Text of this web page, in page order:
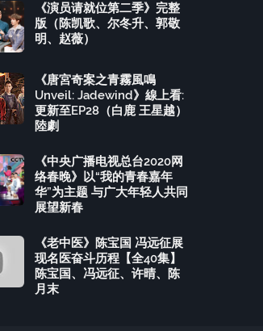
《演员请就位第二季》完整
版（陈凯歌、尔冬升、郭敬
明、赵薇）
《唐宮奇案之青霧風鳴
Unveil: Jadewind》線上看:
更新至EP28（白鹿 王星越）
陸劇
《中央广播电视总台2020网
络春晚》以“我的青春嘉年
华”为主题 与广大年轻人共同
展望新春
《老中医》陈宝国 冯远征展
现名医奋斗历程【全40集】
陈宝国、冯远征、许晴、陈
月末